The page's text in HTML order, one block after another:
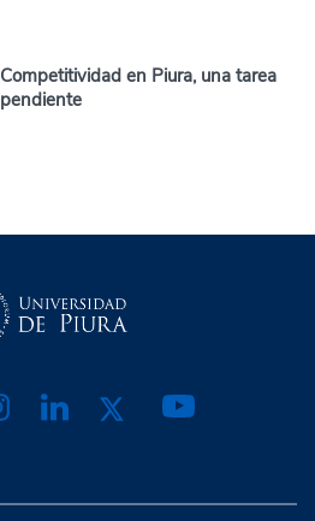
Competitividad en Piura, una tarea
pendiente